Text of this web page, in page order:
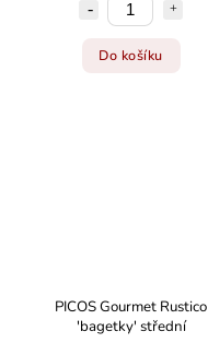
Do košíku
PICOS Gourmet Rustico
'bagetky' střední